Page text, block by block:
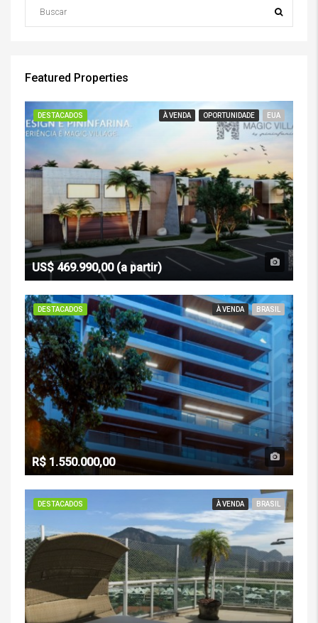
Featured Properties
DESTACADOS À VENDA OPORTUNIDADE EUA
US$ 469.990,00 (a partir)
DESTACADOS À VENDA BRASIL
R$ 1.550.000,00
DESTACADOS À VENDA BRASIL